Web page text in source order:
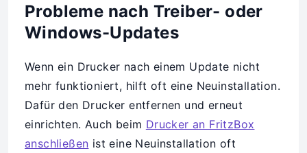
Probleme nach Treiber- oder
Windows-Updates
Wenn ein Drucker nach einem Update nicht
mehr funktioniert, hilft oft eine Neuinstallation.
Dafür den Drucker entfernen und erneut
einrichten. Auch beim Drucker an FritzBox
anschließen ist eine Neuinstallation oft